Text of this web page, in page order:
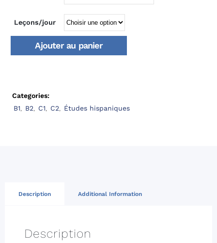
Leçons/jour
Ajouter au panier
Categories:
B1
B2 C1 C2 Études hispaniques
Description Additional Information
Description